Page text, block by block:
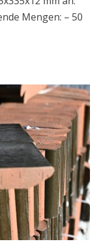
Mengen: – 50